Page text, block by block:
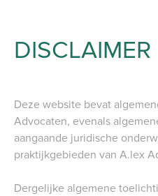
DISCLAIMER
Deze website bevat
Advocaten, evenals
aangaande juridische
praktijkgebieden van A.lex
Dergelijke algemene